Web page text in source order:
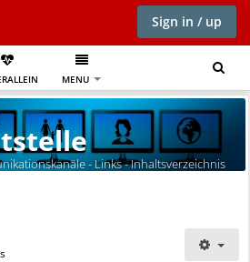
Sign in / up
MENU
- Links - Inhaltsverzeichnis